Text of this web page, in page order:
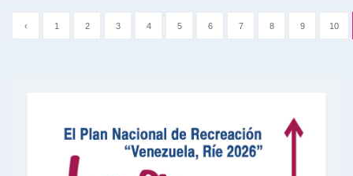
‹ 1 2 3 4 5 6 7 8 9 10